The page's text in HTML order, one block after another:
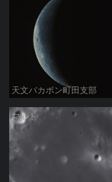
天文バカボン町田支部
マルト